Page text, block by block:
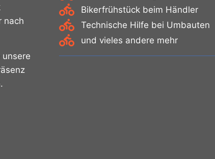
nach
Bikerfrühstück beim Händler
Technische Hilfe bei Umbauten
und vieles andere mehr